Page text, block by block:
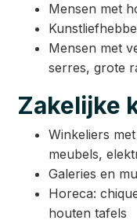
Mensen met
Mensen met
serres, grote
Zakelijke
Winkeliers
meubels,
Galeries en
Horeca:
houten tafels